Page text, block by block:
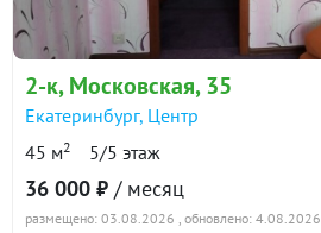
2-к, Московская, 35
Екатеринбург, Центр
45 м2 5/5 этаж
36 000 ₽ / месяц
размещено: 03.08.2026 , обновлено: 4.08.2026